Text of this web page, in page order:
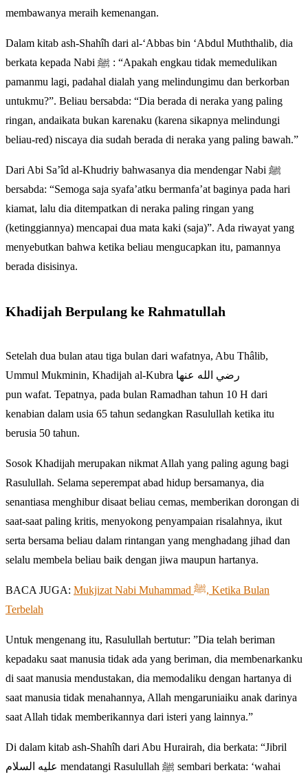
membawanya meraih kemenangan.
Dalam kitab ash-Shahîh dari al-‘Abbas bin ‘Abdul Muththalib, dia
berkata kepada Nabi ﷺ : “Apakah engkau tidak memedulikan
pamanmu lagi, padahal dialah yang melindungimu dan berkorban
untukmu?”. Beliau bersabda: “Dia berada di neraka yang paling
ringan, andaikata bukan karenaku (karena sikapnya melindungi
beliau-red) niscaya dia sudah berada di neraka yang paling bawah.”
Dari Abi Sa’îd al-Khudriy bahwasanya dia mendengar Nabi ﷺ
bersabda: “Semoga saja syafa’atku bermanfa’at baginya pada hari
kiamat, lalu dia ditempatkan di neraka paling ringan yang
(ketinggiannya) mencapai dua mata kaki (saja)”. Ada riwayat yang
menyebutkan bahwa ketika beliau mengucapkan itu, pamannya
berada disisinya.
Khadijah Berpulang ke Rahmatullah
Setelah dua bulan atau tiga bulan dari wafatnya, Abu Thâlib,
Ummul Mukminin, Khadijah al-Kubra رضي الله عنها
pun wafat. Tepatnya, pada bulan Ramadhan tahun 10 H dari
kenabian dalam usia 65 tahun sedangkan Rasulullah ketika itu
berusia 50 tahun.
Sosok Khadijah merupakan nikmat Allah yang paling agung bagi
Rasulullah. Selama seperempat abad hidup bersamanya, dia
senantiasa menghibur disaat beliau cemas, memberikan dorongan di
saat-saat paling kritis, menyokong penyampaian risalahnya, ikut
serta bersama beliau dalam rintangan yang menghadang jihad dan
selalu membela beliau baik dengan jiwa maupun hartanya.
BACA JUGA: Mukjizat Nabi Muhammad ﷺ, Ketika Bulan
Terbelah
Untuk mengenang itu, Rasulullah bertutur: ”Dia telah beriman
kepadaku saat manusia tidak ada yang beriman, dia membenarkanku
di saat manusia mendustakan, dia memodaliku dengan hartanya di
saat manusia tidak menahannya, Allah mengaruniaiku anak darinya
saat Allah tidak memberikannya dari isteri yang lainnya.”
Di dalam kitab ash-Shahîh dari Abu Hurairah, dia berkata: “Jibril
عليه السلام mendatangi Rasulullah ﷺ sembari berkata: ‘wahai